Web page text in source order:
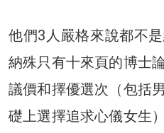
他們3人嚴格來說都不
納殊只有十來頁的博士
議價和擇優選次（包括
礎上選擇追求心儀女生